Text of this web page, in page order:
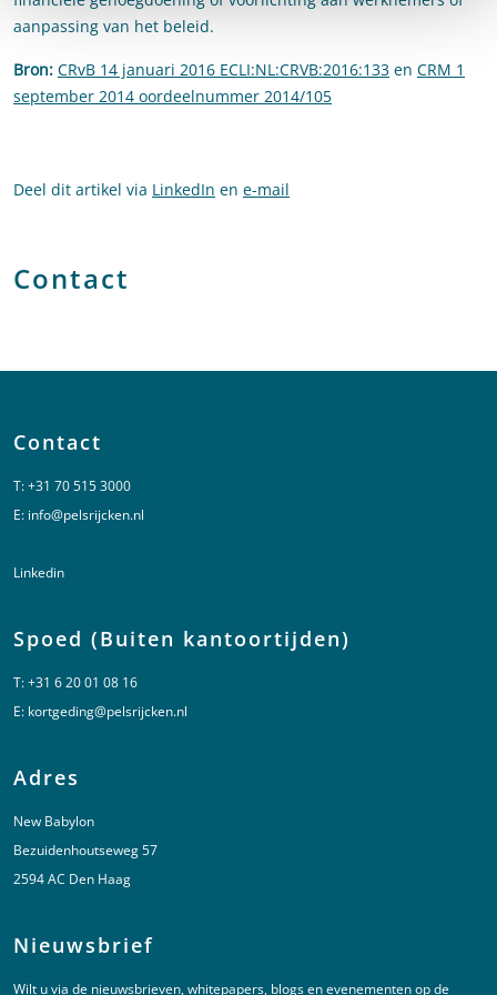
aanpassing van het beleid.
Bron: CRvB 14 januari 2016 ECLI:NL:CRVB:2016:133 en CRM 1
september 2014 oordeelnummer 2014/105
Deel dit artikel via LinkedIn en e-mail
Contact
Contact
T:+31 70 515 3000
E: info@pelsrijcken.nl
Linkedin
Spoed (Buiten kantoortijden)
T:+31 6 20 01 08 16
E: kortgeding@pelsrijcken.nl
Adres
New Babylon
Bezuidenhoutseweg 57
2594 AC Den Haag
Nieuwsbrief
Wilt u via de nieuwsbrieven, whitepapers, blogs en evenementen op de